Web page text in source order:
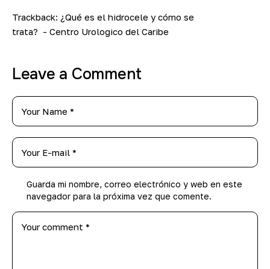
Trackback: ¿Qué es el hidrocele y cómo se
trata? - Centro Urologico del Caribe
Leave a Comment
Guarda mi nombre, correo electrónico y web en este
navegador para la próxima vez que comente.